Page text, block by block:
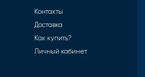
Контакты
Доставка
Как купить?
Личный кабинет